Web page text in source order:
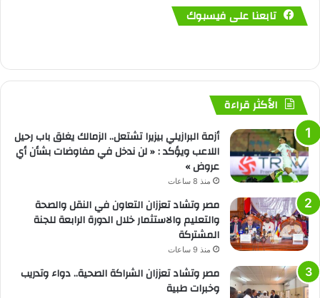
تابعنا على فيسبوك
الأكثر قراءة
أزمة البرازيلي بيزيرا تشتعل.. الزمالك يغلق باب رحيل
اللاعب ويؤكد : « لن ندخل في مفاوضات بشأن أي
عروض »
منذ 8 ساعات
مصر وتشاد تعززان التعاون في النقل والصحة
والتعليم والاستثمار خلال الدورة الرابعة للجنة
المشتركة
منذ 9 ساعات
مصر وتشاد تعززان الشراكة الصحية.. دواء وتدريب
وخبرات طبية